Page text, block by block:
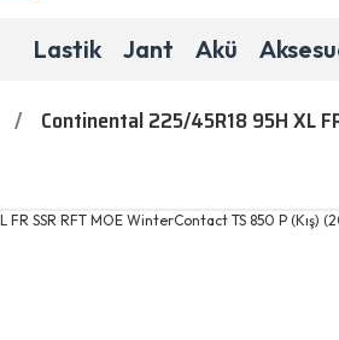
Lastik Jant Akü
Continental 225/45R18 95H XL